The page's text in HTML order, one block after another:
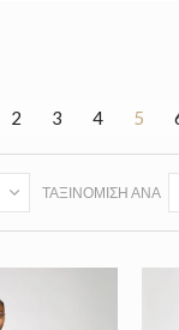
2 3 4 5
ΤΑΞΙΝΌΜΙΣΗ ΑΝΆ